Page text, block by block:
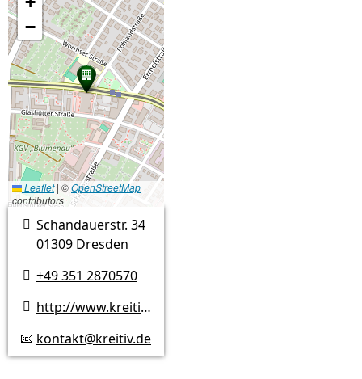
−
Leaflet | ©OpenStreetMap
contributors
 Schandauerstr. 34
01309 Dresden
 +49 351 2870570
 http://www.kreitiv.de
📧 kontakt@kreitiv.de